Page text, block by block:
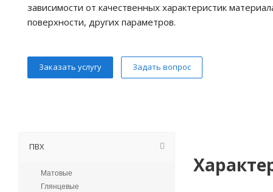
зависимости от качественных характеристик
поверхности, других параметров.
Заказать услугу Задать вопрос
ПВХ
Матовые
Глянцевые